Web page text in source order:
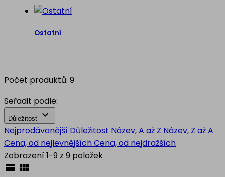
Ostatní
Počet produktů: 9
Seřadit podle:
Důležitost 
Nejprodávanější Důležitost Název, A až Z Název, Z až A
Cena, od nejlevnějšíchCena, od nejdražších
Zobrazení 1-9 z 9 položek
 